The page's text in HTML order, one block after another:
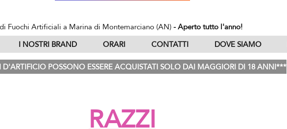
Fuochi Artificiali a Marina di Montemarciano (AN)- Aperto tutto l'anno!
I NOSTRI BRAND ORARI CONTATTI DOVE SIAMO
POSSONO ESSERE ACQUISTATI SOLO DAI MAGGIORI DI 18 ANNI***
RAZZI